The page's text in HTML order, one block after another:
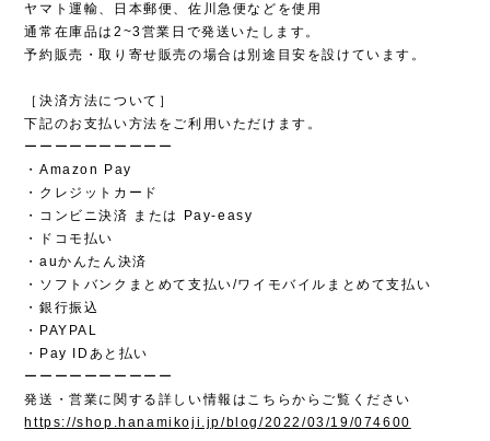
ヤマト運輸、日本郵便、佐川急便などを使用
通常在庫品は2~3営業日で発送いたします。
予約販売・取り寄せ販売の場合は別途目安を設けています。
［決済方法について］
下記のお支払い方法をご利用いただけます。
ーーーーーーーーーー
・Amazon Pay
・クレジットカード
・コンビニ決済 または Pay-easy
・ドコモ払い
・auかんたん決済
・ソフトバンクまとめて支払い/ワイモバイルまとめて支払い
・銀行振込
・PAYPAL
・Pay IDあと払い
ーーーーーーーーーー
発送・営業に関する詳しい情報はこちらからご覧ください
https://shop.hanamikoji.jp/blog/2022/03/19/074600